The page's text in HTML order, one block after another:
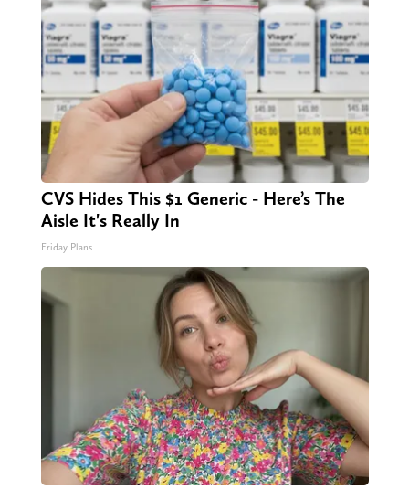
CVS Hides This $1 Generic - Here’s The
Aisle It's Really In
Friday Plans